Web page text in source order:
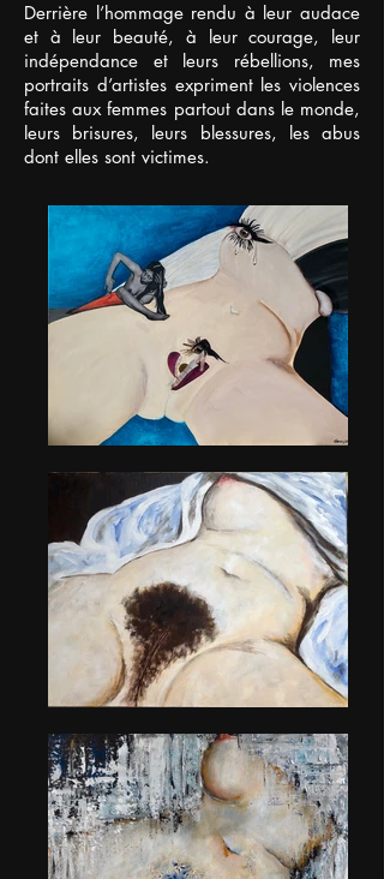
Derrière l’hommage rendu à leur audace
et à leur beauté, à leur courage, leur
indépendance et leurs rébellions, mes
portraits d’artistes expriment les violences
faites aux femmes partout dans le monde,
leurs brisures, leurs blessures, les abus
dont elles sont victimes.